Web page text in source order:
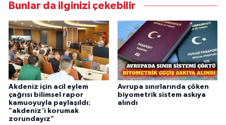
Bunlar da ilginizi çekebilir
Akdeniz için acil eylem
çağrısı bilimsel rapor
kamuoyuyla paylaşıldı:
"akdeniz'i korumak
zorundayız"
Avrupa sınırlarında çöken
biyometrik sistem askıya
alındı